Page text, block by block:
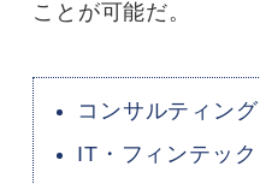
ことが可能だ。
コンサルティング
IT・フィンテック